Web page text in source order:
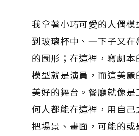
我拿著小巧可愛的人偶模
到玻璃杯中、一下子又在
的圖形；在這裡，寫劇本
模型就是演員，而這美麗
美好的舞台。餐廳就像是
何人都能在這裡，用自己
把場景、畫面，可能的或